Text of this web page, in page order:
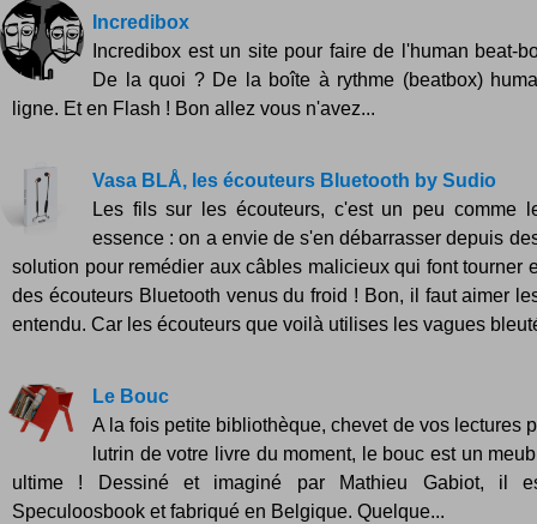
Incredibox
Incredibox est un site pour faire de l'human beat-
De la quoi ? De la boîte à rythme (beatbox)
ligne. Et en Flash ! Bon allez vous n'avez...
Vasa BLÅ, les écouteurs Bluetooth by Sudio
Les fils sur les écouteurs, c'est un peu comme
essence : on a envie de s'en débarrasser depuis
solution pour remédier aux câbles malicieux qui font tourner
des écouteurs Bluetooth venus du froid ! Bon, il faut aimer
entendu. Car les écouteurs que voilà utilises les vagues
Le Bouc
A la fois petite bibliothèque, chevet de vos lectures
lutrin de votre livre du moment, le bouc est un
ultime ! Dessiné et imaginé par Mathieu Gabiot, il
Speculoosbook et fabriqué en Belgique. Quelque...